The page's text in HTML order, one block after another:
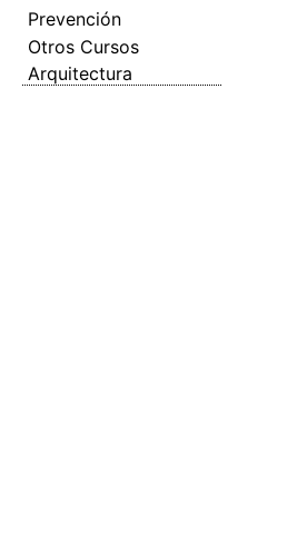
Prevención
Otros Cursos
Arquitectura